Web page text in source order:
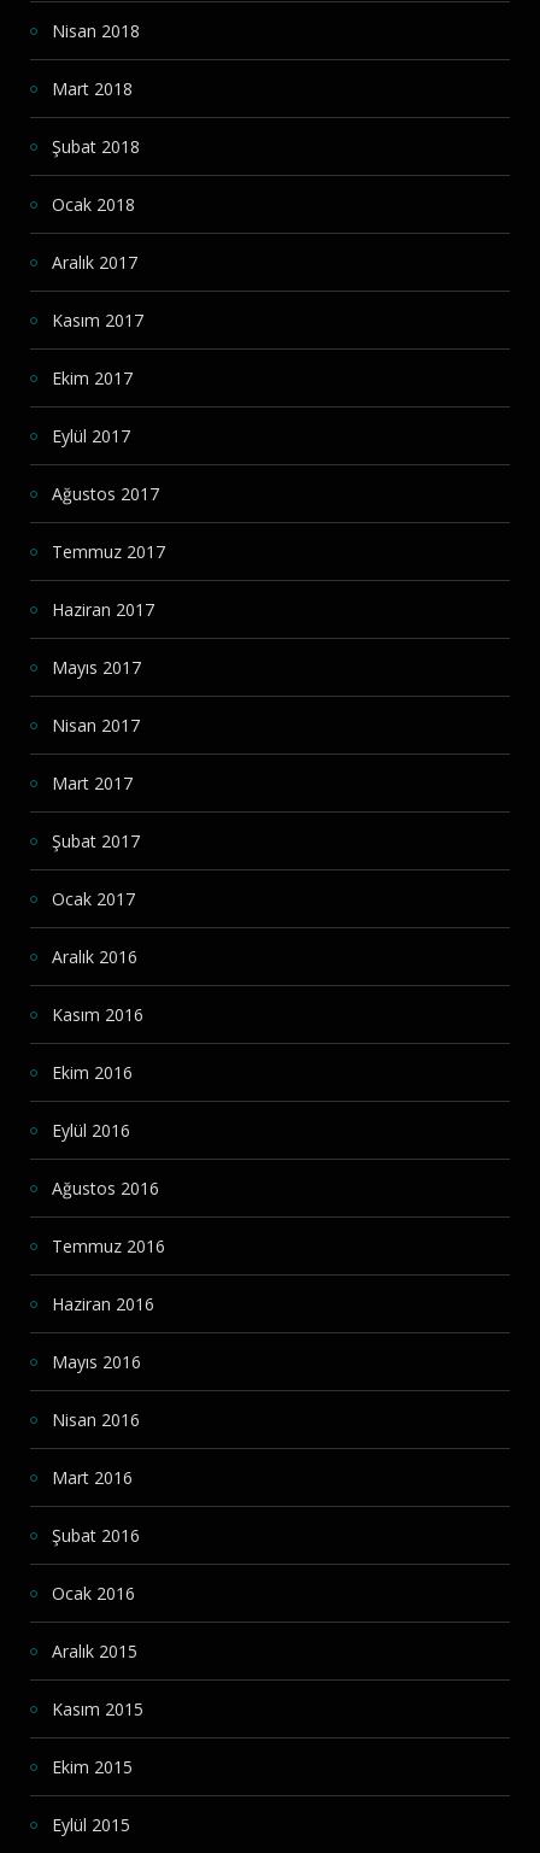
Nisan 2018
Mart 2018
Şubat 2018
Ocak 2018
Aralık 2017
Kasım 2017
Ekim 2017
Eylül 2017
Ağustos 2017
Temmuz 2017
Haziran 2017
Mayıs 2017
Nisan 2017
Mart 2017
Şubat 2017
Ocak 2017
Aralık 2016
Kasım 2016
Ekim 2016
Eylül 2016
Ağustos 2016
Temmuz 2016
Haziran 2016
Mayıs 2016
Nisan 2016
Mart 2016
Şubat 2016
Ocak 2016
Aralık 2015
Kasım 2015
Ekim 2015
Eylül 2015